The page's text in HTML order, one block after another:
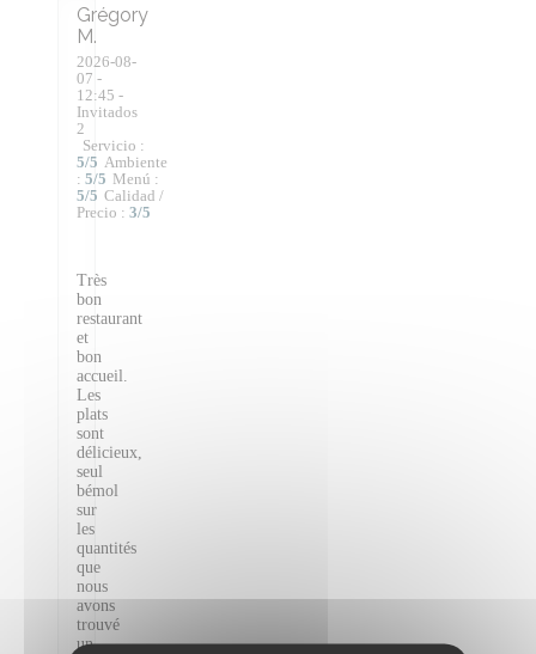
Grégory
M
2026-08-
07 -
12:45 -
Invitados
2
Servicio :
5/5 Ambiente
: 5/5 Menú :
5/5 Calidad /
Precio : 3/5
Très
bon
restaurant
et
bon
accueil.
Les
plats
sont
délicieux,
seul
bémol
sur
les
quantités
que
nous
avons
trouvé
un